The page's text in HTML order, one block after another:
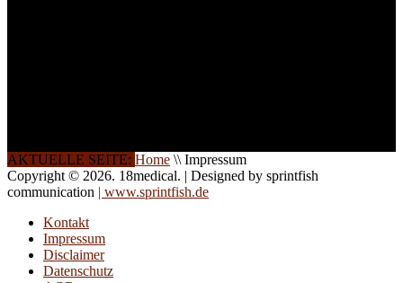
AKTUELLE SEITE: Home \\ Impressum
Copyright © 2026. 18medical. | Designed by sprintfish
communication | www.sprintfish.de
Kontakt
Impressum
Disclaimer
Datenschutz